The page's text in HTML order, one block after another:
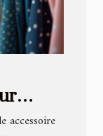
accessoire